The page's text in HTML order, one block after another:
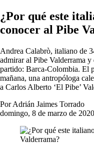
¿Por qué este
conocer al Pibe
Andrea Calabrò, italiano de
admirar al Pibe Valderrama
partido: Barca-Colombia. El
mañana, una antropóloga
a Carlos Alberto ‘El Pibe’
Por Adrián Jaimes Torrado
domingo, 8 de marzo de 2020